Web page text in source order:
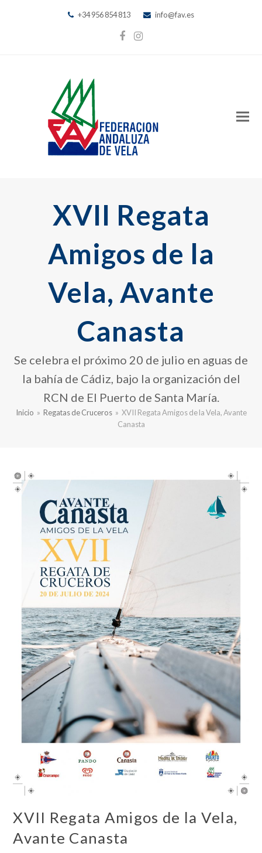
+34 956 854 813 info@fav.es
Facebook
Instagram
XVII Regata
Amigos de la
Vela, Avante
Canasta
Se celebra el próximo 20 de julio en aguas de
la bahía de Cádiz, bajo la organización del
RCN de El Puerto de Santa María.
Inicio » Regatas de Cruceros » XVII Regata Amigos de la Vela, Avante
Canasta
XVII Regata Amigos de la Vela,
Avante Canasta